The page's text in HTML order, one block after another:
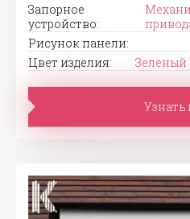
Запорное
устройство:
Рисунок панели:
Цвет изделия:
Зеленый
Узнать